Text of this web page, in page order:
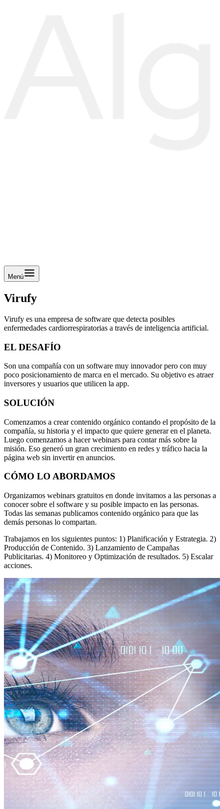
Menú
Virufy
Virufy es una empresa de software que detecta posibles
enfermedades cardiorrespiratorias a través de inteligencia artificial.
EL DESAFÍO
Son una compañía con un software muy innovador pero con muy
poco posicionamiento de marca en el mercado. Su objetivo es atraer
inversores y usuarios que utilicen la app.
SOLUCIÓN
Comenzamos a crear contenido orgánico contando el propósito de la
compañía, su historia y el impacto que quiere generar en el planeta.
Luego comenzamos a hacer webinars para contar más sobre la
misión. Eso generó un gran crecimiento en redes y tráfico hacia la
página web sin invertir en anuncios.
CÓMO LO ABORDAMOS
Organizamos webinars gratuitos en donde invitamos a las personas a
conocer sobre el software y su posible impacto en las personas.
Todas las semanas publicamos contenido orgánico para que las
demás personas lo compartan.
Trabajamos en los siguientes puntos: 1) Planificación y Estrategia. 2)
Producción de Contenido. 3) Lanzamiento de Campañas
Publicitarias. 4) Monitoreo y Optimización de resultados. 5) Escalar
acciones.